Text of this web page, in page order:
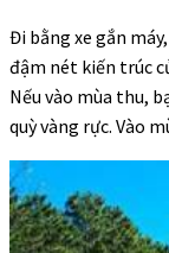
Đi bằng xe gắn
đậm nét kiến trúc
Nếu vào mùa thu,
quỳ vàng rực. Vào